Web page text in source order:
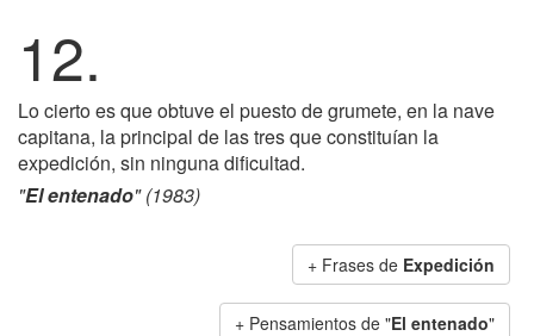
12.
Lo cierto es que obtuve el puesto de grumete, en la nave
capitana, la principal de las tres que constituían la
expedición, sin ninguna dificultad.
"El entenado" (1983)
+ Frases de Expedición
+ Pensamientos de "El entenado"